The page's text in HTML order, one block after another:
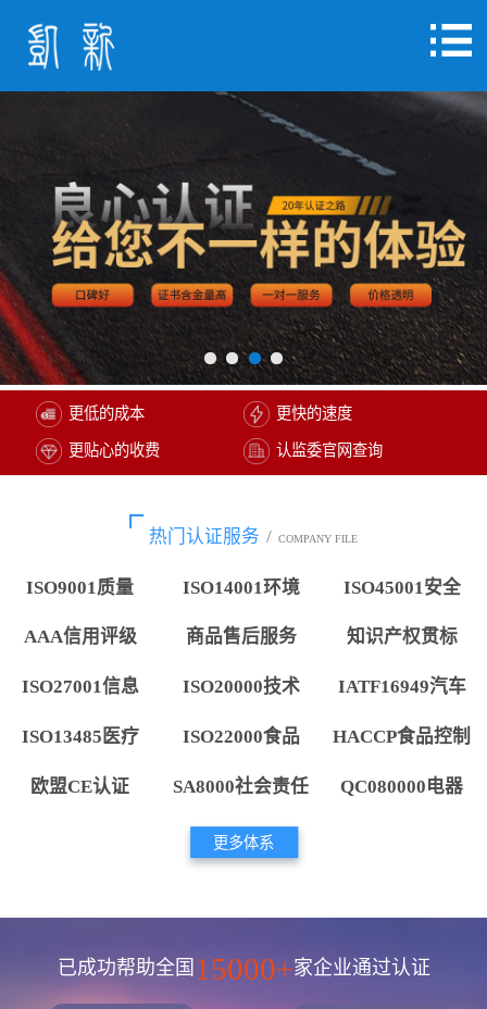
更低的成本 更快的速度
更贴心的收费 认监委官网查询
热门认证服务 / COMPANY FILE
ISO9001质量 ISO14001环境 ISO45001安全
AAA信用评级 商品售后服务 知识产权贯标
ISO27001信息 ISO20000技术 IATF16949汽车
ISO13485医疗 ISO22000食品 HACCP食品控制
欧盟CE认证 SA8000社会责任 QC080000电器
更多体系
已成功帮助全国 15000+家企业通过认证